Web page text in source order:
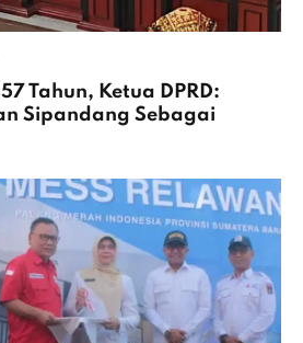
Tahun, Ketua DPRD:
Sipandang Sebagai